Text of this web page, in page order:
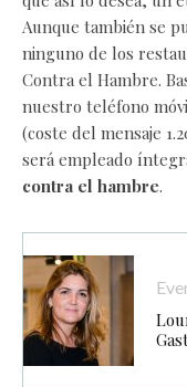
Aunque también se
ninguno de los
Contra el Hambre.
nuestro teléfono
(coste del mensaje
será empleado
contra el hambre.